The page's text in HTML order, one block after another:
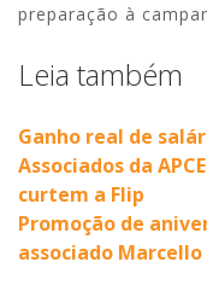
preparação à
Leia também
Ganho real de
Associados da
curtem a Flip
Promoção de
associado